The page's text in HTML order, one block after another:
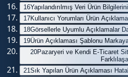
16Yapılandırılmış Veri Ürün
17Kullanıcı Yorumları Ürün
18Görsellerle Uyumlu Açıklamalar
19Ürün Açıklaması Şablonu
20Pazaryeri ve Kendi E-Ticaret
21 Sık Yapılan Ürün Açıklaması